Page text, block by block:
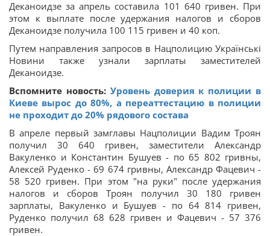
Деканоидзе за апрель составила 101 640 гривен. При
этом к выплате после удержания налогов и сборов
Деканоидзе получила 100 115 гривен и 40 коп.
Путем направления запросов в Нацполицию Українські
Новини также узнали зарплаты заместителей
Деканоидзе.
Вспомните новость: Уровень доверия к полиции в
Киеве вырос до 80%, а переаттестацию в полиции
не проходит до 20% рядового состава
В апреле первый замглавы Нацполиции Вадим Троян
получил 30 640 гривен, заместители Александр
Вакуленко и Константин Бушуев - по 65 802 гривны,
Алексей Руденко - 69 674 гривны, Александр Фацевич -
58 520 гривен. При этом "на руки" после удержания
налогов и сборов Троян получил 30 180 гривен
зарплаты, Вакуленко и Бушуев - по 64 814 гривен,
Руденко получил 68 628 гривен и Фацевич - 57 376
гривен.